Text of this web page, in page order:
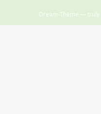
Dream-Theme — truly